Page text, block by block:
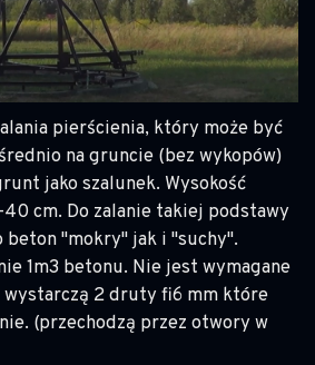
pierścienia, który może być
na gruncie (bez wykopów)
jako szalunek. Wysokość
cm. Do zalanie takiej podstawy
beton "mokry" jak i "suchy".
1m3 betonu. Nie jest wymagane
wystarczą 2 druty fi6 mm które
(przechodzą przez otwory w